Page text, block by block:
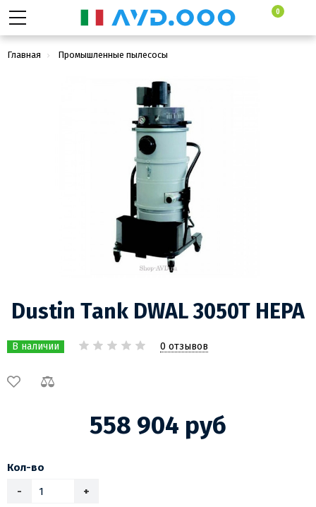
0
Главная
Промышленные пылесосы
Dustin Tank DWAL 3050T HEPA
Dustin Tank DWAL 3050T HEPA
В наличии 0 отзывов
558 904 руб
Кол-во
-
+